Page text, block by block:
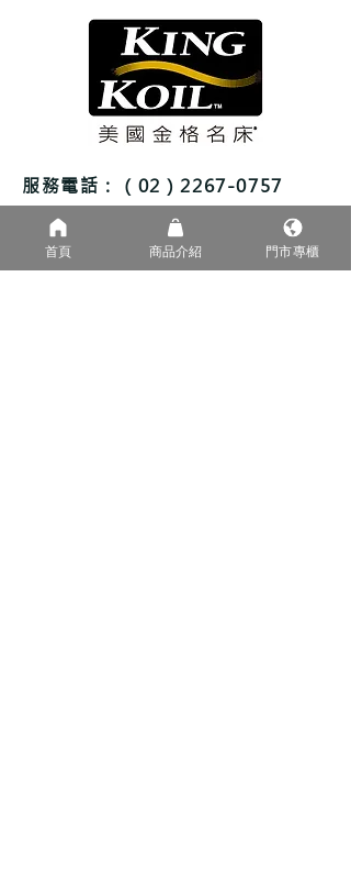
服務電話：（02）2267-0757
免費查詢門市電話：0800-000757
kingkoil.taiwan5@gmail.com
首頁 商品介紹 門市專櫃